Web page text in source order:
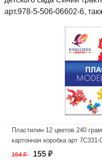
арт.978-5-506-06602-6,
Пластилин 12 цветов 240
картонная коробка арт 7С331-
В наличии
164₽ 155 ₽